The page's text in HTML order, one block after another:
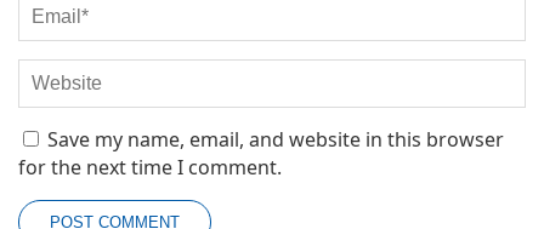
Save my name, email, and website in this browser
for the next time I comment.